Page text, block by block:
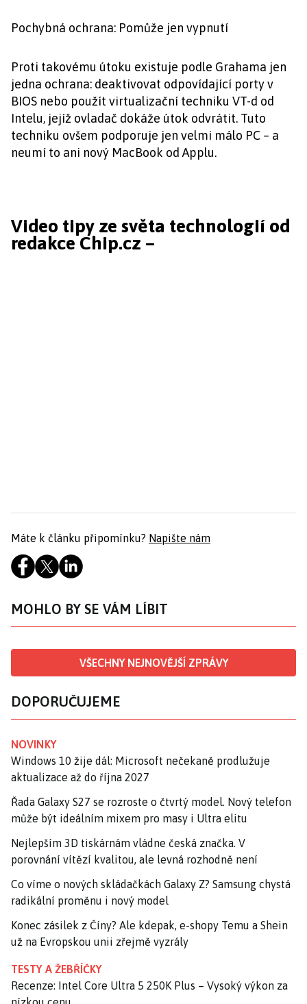
Pochybná ochrana: Pomůže jen vypnutí
Proti takovému útoku existuje podle Grahama jen
jedna ochrana: deaktivovat odpovídající porty v
BIOS nebo použít virtualizační techniku VT-d od
Intelu, jejíž ovladač dokáže útok odvrátit. Tuto
techniku ovšem podporuje jen velmi málo PC – a
neumí to ani nový MacBook od Applu.
Video tipy ze světa technologií od
redakce Chip.cz –
Máte k článku připomínku? Napište nám
MOHLO BY SE VÁM LÍBIT
VŠECHNY NEJNOVĚJŠÍ ZPRÁVY
DOPORUČUJEME
NOVINKY
Windows 10 žije dál: Microsoft nečekaně prodlužuje
aktualizace až do října 2027
Řada Galaxy S27 se rozroste o čtvrtý model. Nový telefon
může být ideálním mixem pro masy i Ultra elitu
Nejlepším 3D tiskárnám vládne česká značka. V
porovnání vítězí kvalitou, ale levná rozhodně není
Co víme o nových skládačkách Galaxy Z? Samsung chystá
radikální proměnu i nový model
Konec zásilek z Číny? Ale kdepak, e-shopy Temu a Shein
už na Evropskou unii zřejmě vyzrály
TESTY A ŽEBŘÍČKY
Recenze: Intel Core Ultra 5 250K Plus – Vysoký výkon za